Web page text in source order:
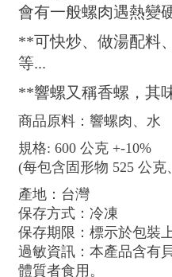
會有一般螺肉遇熱變
**可快炒、做湯配料
等...
**響螺又稱香螺，其
商品原料：響螺肉、水
規格: 600 公克 +-10%
(每包含固形物 525 公克
產地：台灣
保存方式：冷凍
保存期限：標示於包裝
過敏資訊：本產品含有
體質者食用。